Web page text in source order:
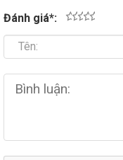
Đánh giá*: